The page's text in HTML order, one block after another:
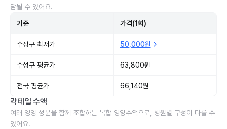
담될 수 있어요.
기준 가격(1회)
수성구 최저가 50,000원
수성구 평균가 63,800원
전국 평균가 66,140원
칵테일 수액
여러 영양 성분을 함께 조합하는 복합 영양수액으로, 병원별 구성이 다를 수
있어요.